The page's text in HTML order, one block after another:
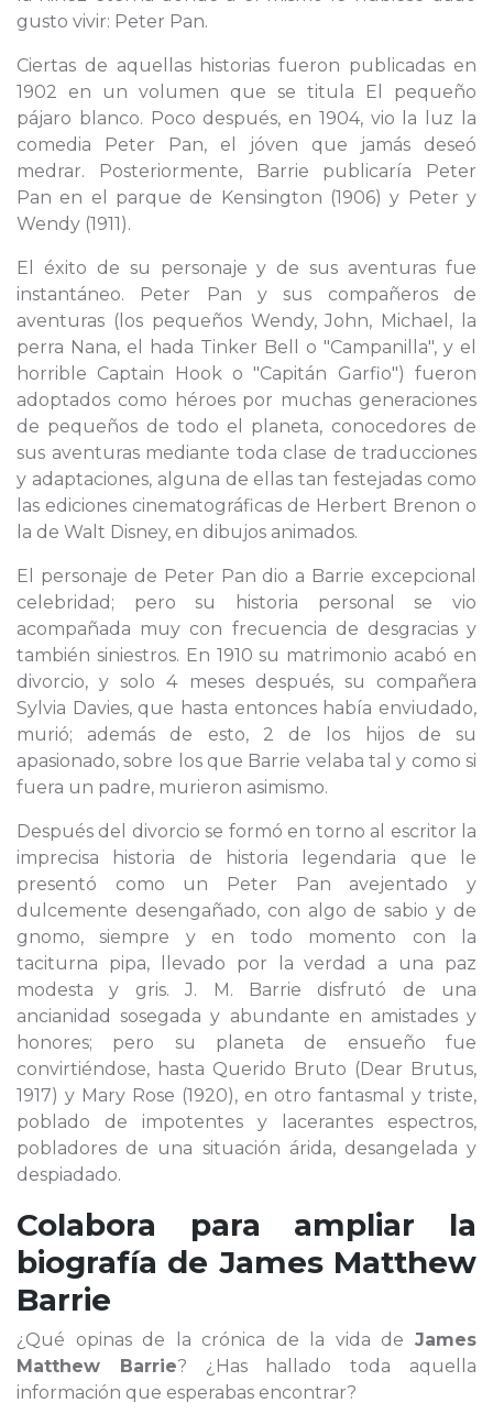
gusto vivir: Peter Pan.
Ciertas de aquellas historias fueron publicadas en
1902 en un volumen que se titula El pequeño
pájaro blanco. Poco después, en 1904, vio la luz la
comedia Peter Pan, el jóven que jamás deseó
medrar. Posteriormente, Barrie publicaría Peter
Pan en el parque de Kensington (1906) y Peter y
Wendy (1911).
El éxito de su personaje y de sus aventuras fue
instantáneo. Peter Pan y sus compañeros de
aventuras (los pequeños Wendy, John, Michael, la
perra Nana, el hada Tinker Bell o "Campanilla", y el
horrible Captain Hook o "Capitán Garfio") fueron
adoptados como héroes por muchas generaciones
de pequeños de todo el planeta, conocedores de
sus aventuras mediante toda clase de traducciones
y adaptaciones, alguna de ellas tan festejadas como
las ediciones cinematográficas de Herbert Brenon o
la de Walt Disney, en dibujos animados.
El personaje de Peter Pan dio a Barrie excepcional
celebridad; pero su historia personal se vio
acompañada muy con frecuencia de desgracias y
también siniestros. En 1910 su matrimonio acabó en
divorcio, y solo 4 meses después, su compañera
Sylvia Davies, que hasta entonces había enviudado,
murió; además de esto, 2 de los hijos de su
apasionado, sobre los que Barrie velaba tal y como si
fuera un padre, murieron asimismo.
Después del divorcio se formó en torno al escritor la
imprecisa historia de historia legendaria que le
presentó como un Peter Pan avejentado y
dulcemente desengañado, con algo de sabio y de
gnomo, siempre y en todo momento con la
taciturna pipa, llevado por la verdad a una paz
modesta y gris. J. M. Barrie disfrutó de una
ancianidad sosegada y abundante en amistades y
honores; pero su planeta de ensueño fue
convirtiéndose, hasta Querido Bruto (Dear Brutus,
1917) y Mary Rose (1920), en otro fantasmal y triste,
poblado de impotentes y lacerantes espectros,
pobladores de una situación árida, desangelada y
despiadado.
Colabora para ampliar la
biografía de James Matthew
Barrie
¿Qué opinas de la crónica de la vida de James
Matthew Barrie? ¿Has hallado toda aquella
información que esperabas encontrar?